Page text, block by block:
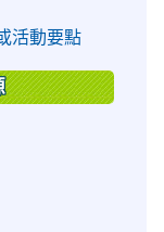
活動要點